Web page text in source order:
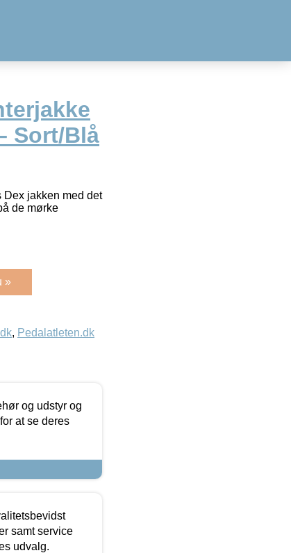
Sort/Blå
Dex jakken med det
de mørke
»
, Pedalatleten.dk
og udstyr og
at se deres
samt service
udvalg.